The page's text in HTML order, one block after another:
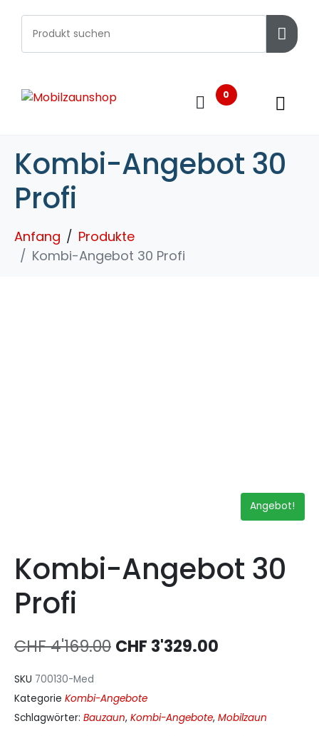
0
Kombi-Angebot 30
Profi
Anfang
Produkte
Kombi-Angebot 30 Profi
Angebot!
Kombi-Angebot 30
Profi
CHF4'169.00 CHF 3'329.00
SKU 700130-Med
Kategorie Kombi-Angebote
Schlagwörter: Bauzaun, Kombi-Angebote, Mobilzaun